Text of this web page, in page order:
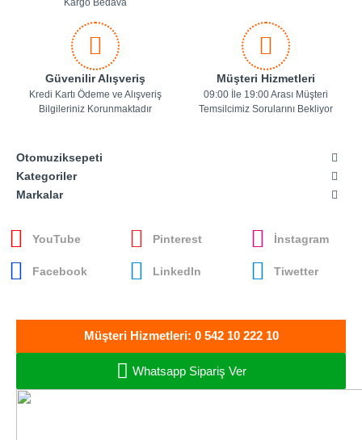
Kargo Bedava
Güvenilir Alışveriş
Kredi Kartı Ödeme ve Alışveriş
Bilgileriniz Korunmaktadır
Müşteri Hizmetleri
09:00 İle 19:00 Arası Müşteri
Temsilcimiz Sorularını Bekliyor
Otomuziksepeti
Kategoriler
Markalar
YouTube Pinterest İnstagram
Facebook LinkedIn Tiwetter
Müşteri Hizmetleri: 0 542 10 222 10
Whatsapp Sipariş Ver